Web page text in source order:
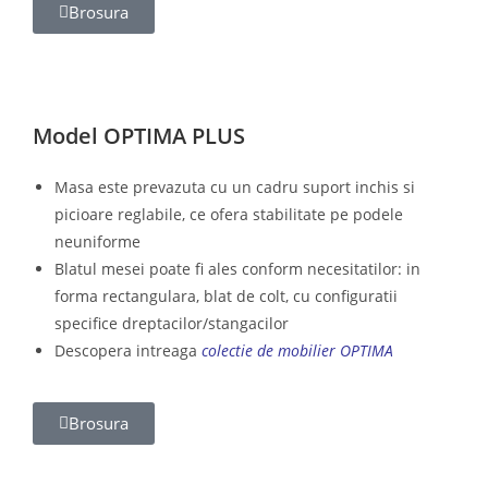
Brosura
Model OPTIMA PLUS
Masa este prevazuta cu un cadru suport inchis si
picioare reglabile, ce ofera stabilitate pe podele
neuniforme
Blatul mesei poate fi ales conform necesitatilor: in
forma rectangulara, blat de colt, cu configuratii
specifice dreptacilor/stangacilor
Descopera intreaga colectie de mobilier OPTIMA
Brosura